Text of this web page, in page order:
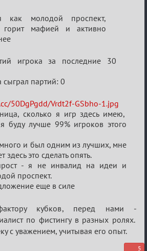
как молодой проспект,
горит мафией и активно
игрока за последние 30
сыграл партий: 0
50DgPgdd/Vrdt2f-GSbho-1.jpg
сколько я игр здесь имею,
буду лучше 99% игроков этого
и был одним из лучших, мне
здесь это сделать опять.
- я не инвалид на идеи и
проспект.
еще в силе
кубков, перед нами -
по фистингу в разных ролях.
с уважением, учитывая его опыт.
5